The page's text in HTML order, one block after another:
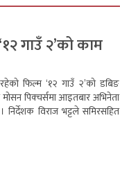
गाउँ २’को काम
फिल्म ‘१२ गाउँ २’को डबिङ
पिक्चर्समा आइतबार अभिनेता
निर्देशक विराज भट्टले समिरसहित